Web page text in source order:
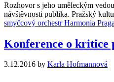
Rozhovor s jeho uměleckým
návštěvnosti publika. Pražský
smyčcový orchestr Harmonia Praga
Konference o kritice
3.12.2016 by Karla Hofmannová